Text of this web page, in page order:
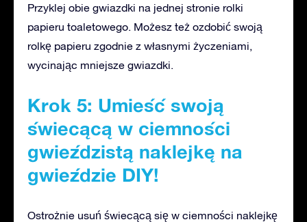
Przyklej obie gwiazdki na jednej stronie rolki
papieru toaletowego. Możesz też ozdobić swoją
rolkę papieru zgodnie z własnymi życzeniami,
wycinając mniejsze gwiazdki.
Krok 5: Umieść swoją
świecącą w ciemności
gwieździstą naklejkę na
gwieździe DIY!
Ostrożnie usuń świecącą się w ciemności naklejkę